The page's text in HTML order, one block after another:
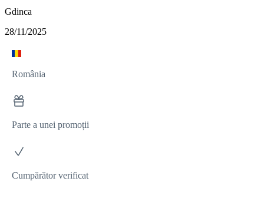
Gdinca
28/11/2025
România
Parte a unei promoții
Cumpărător verificat